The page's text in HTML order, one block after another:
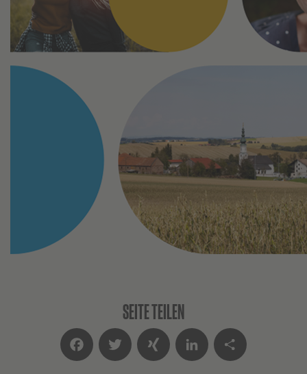
SEITE TEILEN